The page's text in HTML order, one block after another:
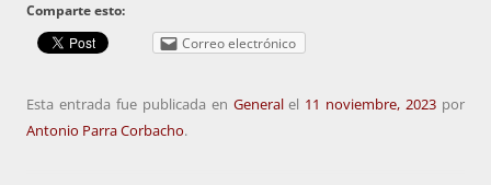
Comparte esto:
Correo electrónico
Esta entrada fue publicada en Generalel 11 noviembre, 2023 por
Antonio Parra Corbacho.